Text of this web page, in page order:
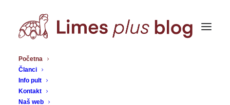
Početna
Članci
Info pult
Kontakt
Naš web